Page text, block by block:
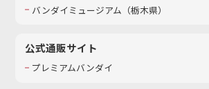
バンダイミュージアム（栃木県）
公式通販サイト
プレミアムバンダイ